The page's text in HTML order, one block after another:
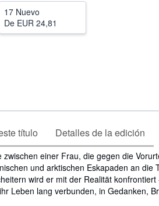
17 Nuevo
De EUR 24,81
título Detalles de la edición
zwischen einer Frau, die gegen die
und arktischen Eskapaden an die
wird er mit der Realität
Leben lang verbunden, in Gedanken,